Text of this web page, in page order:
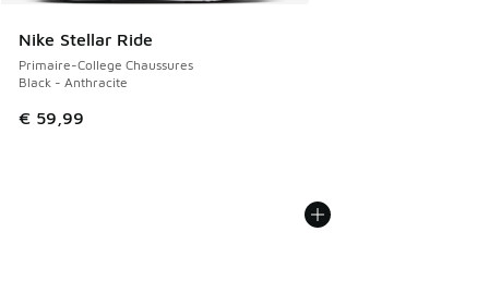
Nike Stellar Ride
Primaire-College Chaussures
Black - Anthracite
€ 59,99